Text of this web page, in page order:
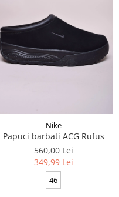
Nike
Papuci barbati ACG Rufus
560,00 Lei
349,99 Lei
46